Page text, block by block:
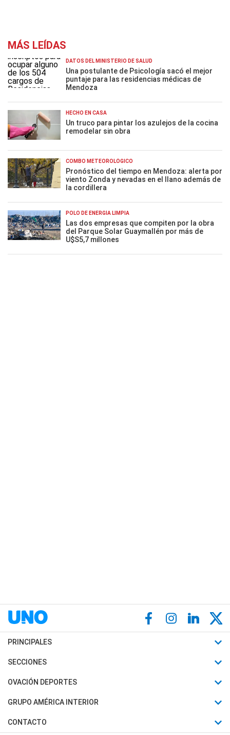
MÁS LEÍDAS
DATOS DEL MINISTERIO DE SALUD
Una postulante de Psicología sacó el mejor
puntaje para las residencias médicas de
Mendoza
HECHO EN CASA
Un truco para pintar los azulejos de la cocina
remodelar sin obra
COMBO METEOROLÓGICO
Pronóstico del tiempo en Mendoza: alerta por
viento Zonda y nevadas en el llano además de
la cordillera
POLO DE ENERGÍA LIMPIA
Las dos empresas que compiten por la obra
del Parque Solar Guaymallén por más de
U$S5,7 millones
PRINCIPALES
Últimas Noticias
Política
Judiciales
SECCIONES
Horóscopo
Motores
Trucos caseros
OVACIÓN DEPORTES
Fútbol
Mundial
GRUPO AMÉRICA INTERIOR
Canal 7 en Vivo
CONTACTO